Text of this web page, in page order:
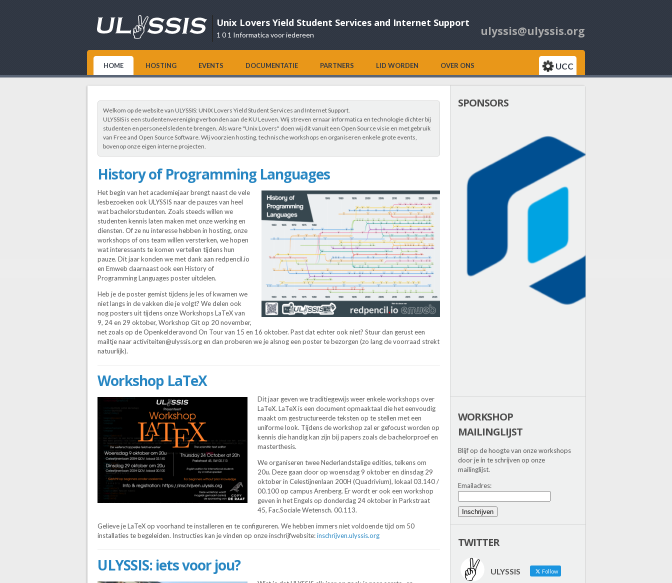
Unix Lovers Yield Student Services and Internet Support
1 0 1 Informatica voor iedereen ulyssis@ulyssis.org
HOME HOSTING EVENTS DOCUMENTATIE PARTNERS LID WORDEN OVER ONS UCC
Welkom op de website van ULYSSIS: UNIX Lovers Yield Student Services and Internet Support.
ULYSSIS is een studentenvereniging verbonden aan de KU Leuven. Wij streven ernaar informatica en technologie dichter bij
studenten en personeelsleden te brengen. Als ware "Unix Lovers" doen wij dit vanuit een Open Source visie en met gebruik
van Free and Open Source Software. Wij voorzien hosting, technische workshops en organiseren enkele grote events,
bovenop onze eigen interne projecten.
History of Programming Languages
Het begin van het academiejaar brengt naast de vele
lesbezoeken ook ULYSSIS naar de pauzes van heel
wat bachelorstudenten. Zoals steeds willen we
studenten kennis laten maken met onze werking en
diensten. Of ze nu interesse hebben in hosting, onze
workshops of ons team willen versterken, we hopen
wat interessants te komen vertellen tijdens hun
pauze. Dit jaar konden we met dank aan redpencil.io
en Emweb daarnaast ook een History of
Programming Languages poster uitdelen.
Heb je de poster gemist tijdens je les of kwamen we
niet langs in de vakken die je volgt? We delen ook
nog posters uit tijdens onze Workshops LaTeX van
9, 24 en 29 oktober, Workshop Git op 20 november,
net zoals op de Openkelderavond On Tour van 15 en 16 oktober. Past dat echter ook niet? Stuur dan gerust een
mailtje naar activiteiten@ulyssis.org en dan proberen we je alsnog een poster te bezorgen (zo lang de voorraad strekt
natuurlijk).
Workshop LaTeX
Dit jaar geven we traditiegewijs weer enkele workshops over
LaTeX. LaTeX is een document opmaaktaal die het eenvoudig
maakt om gestructureerde teksten op te stellen met een
uniforme look. Tijdens de workshop zal er gefocust worden op
kennis die handig kan zijn bij papers zoals de bachelorproef en
masterthesis.
We organiseren twee Nederlandstalige edities, telkens om
20u. Deze gaan door op woensdag 9 oktober en dinsdag 29
oktober in Celestijnenlaan 200H (Quadrivium), lokaal 03.140 /
00.100 op campus Arenberg. Er wordt er ook een workshop
geven in het Engels op donderdag 24 oktober in Parkstraat
45, Fac.Sociale Wetensch. 00.113.
Gelieve je LaTeX op voorhand te installeren en te configureren. We hebben immers niet voldoende tijd om 50
installaties te begeleiden. Instructies kan je vinden op onze inschrijfwebsite:inschrijven.ulyssis.org
ULYSSIS: iets voor jou?
SPONSORS
WORKSHOP
MAILINGLIJST
Blijf op de hoogte van onze workshops
door je in te schrijven op onze
mailinglijst.
Emailadres:
Inschrijven
TWITTER
ULYSSIS Follow